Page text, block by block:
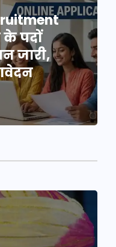
पदों
जारी,